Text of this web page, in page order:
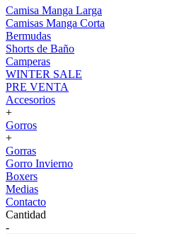
Camisa Manga Larga
Camisas Manga Corta
Bermudas
Shorts de Baño
Camperas
WINTER SALE
PRE VENTA
Accesorios
+
Gorros
+
Gorras
Gorro Invierno
Boxers
Medias
Contacto
Cantidad
-